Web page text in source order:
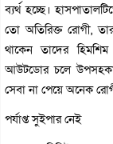
ব্যর্থ হচ্ছে।
তো অতিরিক্ত রোগী,
থাকেন তাদের
আউটডোর চলে
সেবা না পেয়ে অনেক
পর্যাপ্ত সুইপার নেই